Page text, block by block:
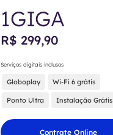
1GIGA
R$ 299,90
Serviços digitais inclusos
Globoplay Wi-Fi 6 grátis
Ponto Ultra Instalação Grátis
Contrate Online